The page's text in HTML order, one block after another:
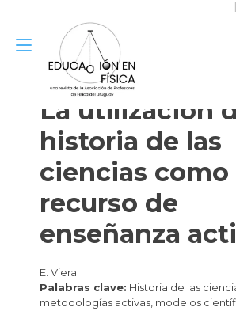
Alternar
navegación
La utilización
historia de las
ciencias como
recurso de
enseñanza
E. Viera
Palabras clave: Historia de las
metodologías activas, modelos